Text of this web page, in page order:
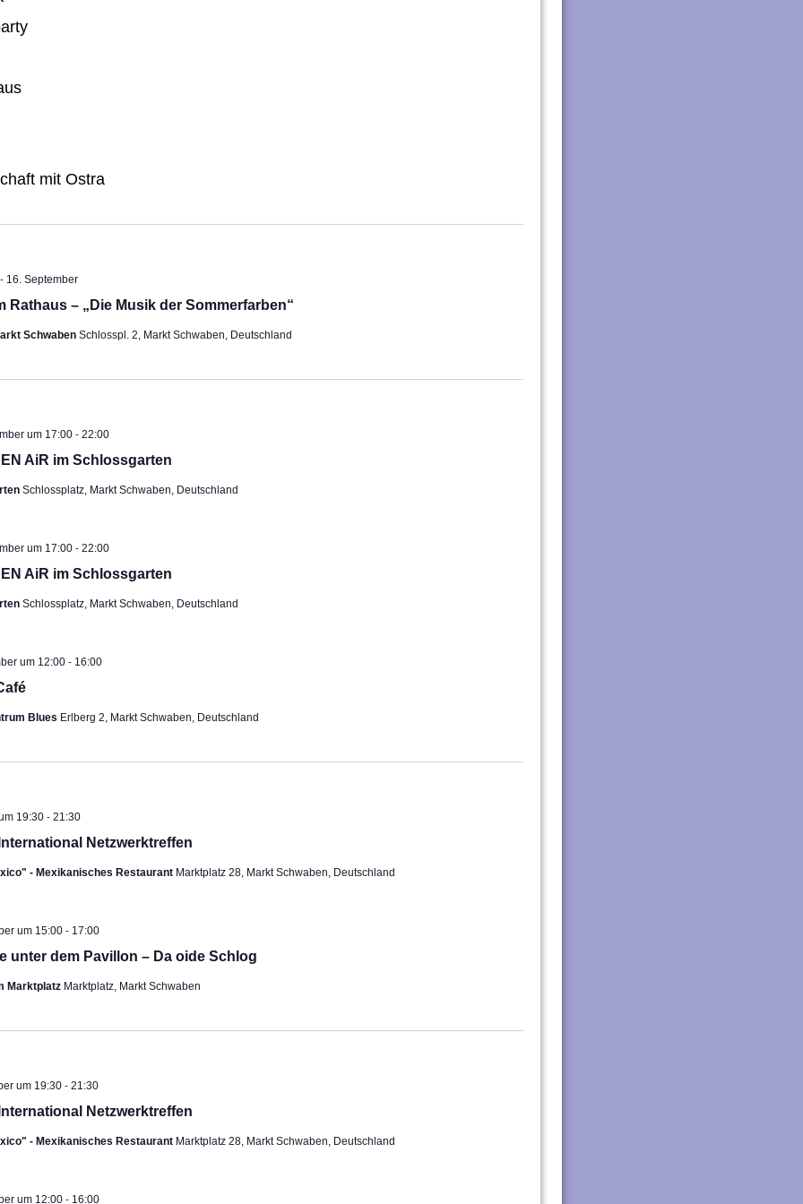
mit Ostra
Rathaus – „Die Musik der Sommerfarben“
- 16. September
SchwabenSchlosspl. 2, Markt Schwaben, Deutschland
AiR im Schlossgarten
um 17:00 -22:00
Schlossplatz, Markt Schwaben, Deutschland
AiR im Schlossgarten
um 17:00 -22:00
Schlossplatz, Markt Schwaben, Deutschland
um 12:00 - 16:00
Blues Erlberg 2, Markt Schwaben, Deutschland
Netzwerktreffen
19:30 -21:30
- Mexikanisches Restaurant Marktplatz 28, Markt Schwaben, Deutschland
unter dem Pavillon – Da oide Schlog
um 15:00 - 17:00
Marktplatz Marktplatz, Markt Schwaben
Netzwerktreffen
um 19:30 -21:30
- Mexikanisches Restaurant Marktplatz 28, Markt Schwaben, Deutschland
um 12:00 - 16:00